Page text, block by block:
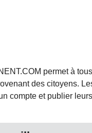
permet à
des citoyens.
compte et publier